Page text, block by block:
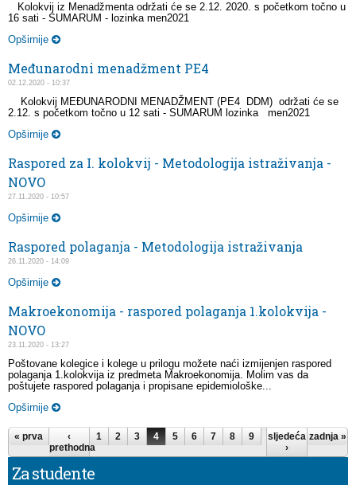
Kolokvij iz Menadžmenta održati će se 2.12. 2020. s početkom točno u
16 sati - SUMARUM - lozinka men2021
Opširnije
Međunarodni menadžment PE4
02.12.2020 - 10:37
Kolokvij MEĐUNARODNI MENADŽMENT (PE4 DDM) održati će se
2.12. s početkom točno u 12 sati - SUMARUM lozinka men2021
Opširnije
Raspored za I. kolokvij - Metodologija istraživanja -
NOVO
27.11.2020 - 10:57
Opširnije
Raspored polaganja - Metodologija istraživanja
26.11.2020 - 14:09
Opširnije
Makroekonomija - raspored polaganja 1.kolokvija -
NOVO
23.11.2020 - 13:27
Poštovane kolegice i kolege u prilogu možete naći izmijenjen raspored
polaganja 1.kolokvija iz predmeta Makroekonomija. Molim vas da
poštujete raspored polaganja i propisane epidemiološke...
Opširnije
Stranice
« prva
‹
prethodna
1 2 3 4 5 6 7 8 9 …
sljedeća
›
zadnja »
Za studente